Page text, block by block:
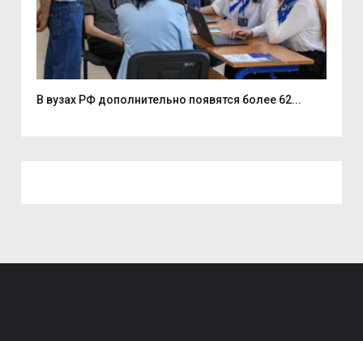
В вузах РФ дополнительно появятся более 62...